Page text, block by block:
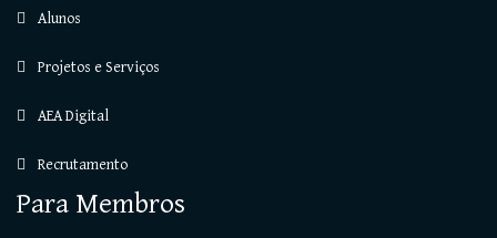
Alunos
Projetos e Serviços
AEA Digital
Recrutamento
Para Membros